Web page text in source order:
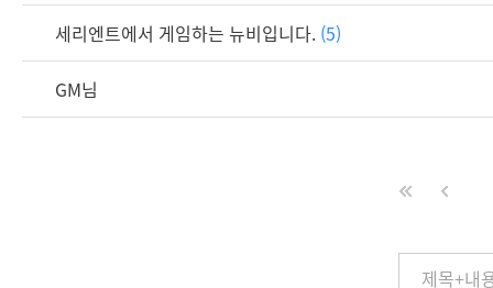
세리엔트에서 게임하는 뉴비입니다. (5)
GM님